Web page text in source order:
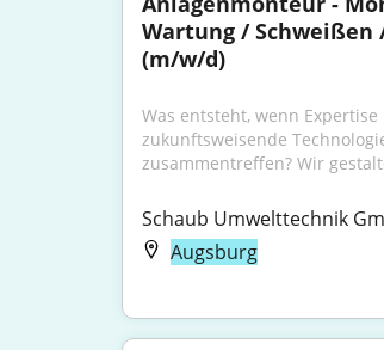
Wartung / Schweißen
(m/w/d)
Was entsteht, wenn Expertise
zukunftsweisende
zusammentreffen? Wir
Schaub Umwelttechnik
Augsburg